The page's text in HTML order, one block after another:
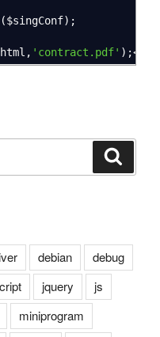
($singConf) ;
, 'contract.pdf' ) ;</
debian
debug
jquery
js
miniprogram